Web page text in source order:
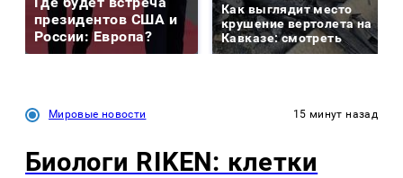
президентов США и
России: Европа?
Как выглядит место
крушение вертолета на
Кавказе: смотреть
Мировые новости 15 минут назад
Биологи RIKEN: клетки